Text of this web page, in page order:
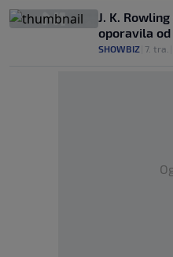
J. K.
oporavila
SHOWBIZ 7. tra.